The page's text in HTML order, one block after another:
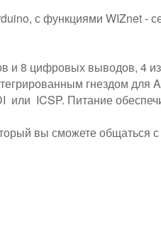
с функциями WIZnet -
и 8 цифровых выводов, 4
гнездом
ICSP. Питание
вы сможете общаться